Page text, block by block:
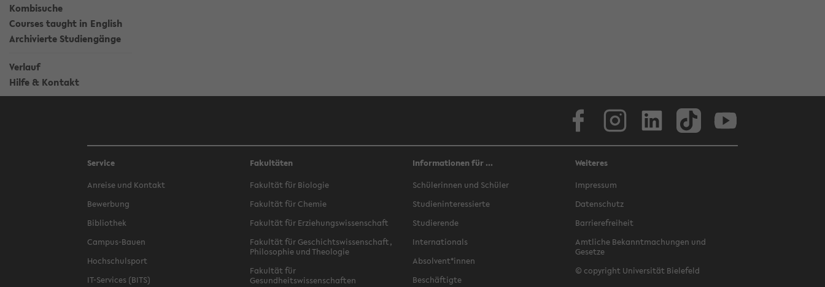
Kombisuche
Courses taught in English
Archivierte Studiengänge
Verlauf
Hilfe & Kontakt
Service
Anreise und Kontakt
Bewerbung
Bibliothek
Campus-Bauen
Hochschulsport
IT-Services (BITS)
Fakultäten
Fakultät für Biologie
Fakultät für Chemie
Fakultät für Erziehungswissenschaft
Fakultät für Geschichtswissenschaft,
Philosophie und Theologie
Fakultät für
Gesundheitswissenschaften
Informationen für ...
Schülerinnen und Schüler
Studieninteressierte
Studierende
Internationals
Absolvent*innen
Beschäftigte
Weiteres
Impressum
Datenschutz
Barrierefreiheit
Amtliche Bekanntmachungen und
Gesetze
© copyright Universität Bielefeld